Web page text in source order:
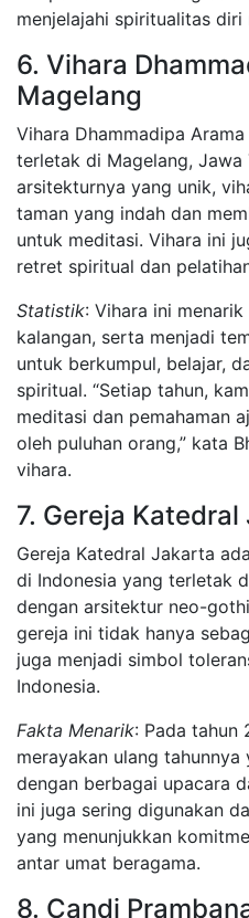
menjelajahi spiritualitas diri
6. Vihara
Magelang
Vihara Dhammadipa
terletak di Magelang, Jawa
arsitekturnya yang unik,
taman yang indah dan
untuk meditasi. Vihara ini
retret spiritual dan
Statistik: Vihara ini
kalangan, serta menjadi
untuk berkumpul, belajar,
spiritual. “Setiap tahun,
meditasi dan pemahaman
oleh puluhan orang,” kata
vihara.
7. Gereja
Gereja Katedral Jakarta
di Indonesia yang terletak
dengan arsitektur neo-
gereja ini tidak hanya
juga menjadi simbol
Indonesia.
Fakta Menarik: Pada tahun
merayakan ulang
dengan berbagai upacara
ini juga sering digunakan
yang menunjukkan
antar umat beragama.
8. Candi